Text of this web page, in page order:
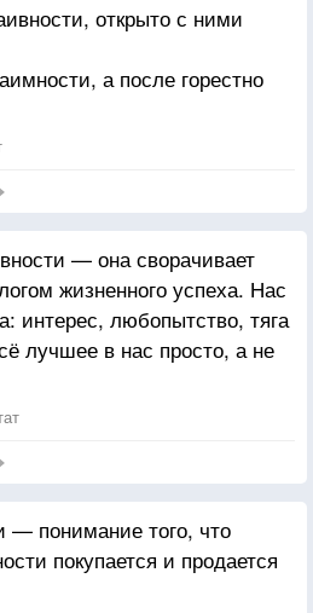
открыто с ними
а после горестно
— она сворачивает
жизненного успеха. Нас
интерес, любопытство, тяга
лучшее в нас просто, а не
— понимание того, что
покупается и продается